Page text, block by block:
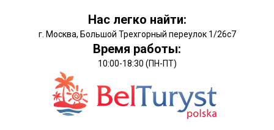
Нас легко найти:
г. Москва, Большой Трехгорный переулок 1/26с7
Время работы:
10:00-18:30 (ПН-ПТ)